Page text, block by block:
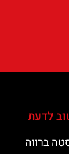
לדעת
ברווה